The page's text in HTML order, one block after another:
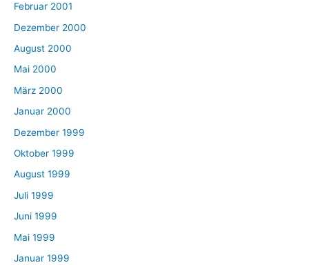
Februar 2001
Dezember 2000
August 2000
Mai 2000
März 2000
Januar 2000
Dezember 1999
Oktober 1999
August 1999
Juli 1999
Juni 1999
Mai 1999
Januar 1999